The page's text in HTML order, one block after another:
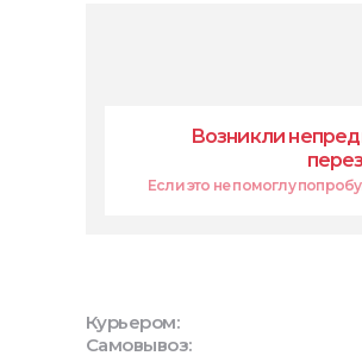
Возникли
Если это не помоглу
Курьером:
Самовывоз: